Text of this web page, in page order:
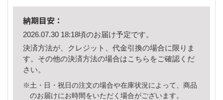
納期目安：
2026.07.30 18:18頃のお届け予定です。
決済方法が、クレジット、代金引換の場合に限りま
す。その他の決済方法の場合はこちら をご確認くだ
さい。
※土・日・祝日の注文の場合や在庫状況によって、商品
のお届けにお時間をいただく場合がございます。